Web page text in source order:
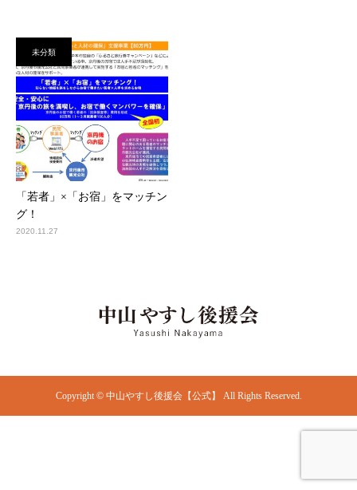
未分類
「若者」×「お宿」をマッチン
グ！
2020.11.27
Copyright © 中山やすし後援会【公式】 All Rights Reserved.